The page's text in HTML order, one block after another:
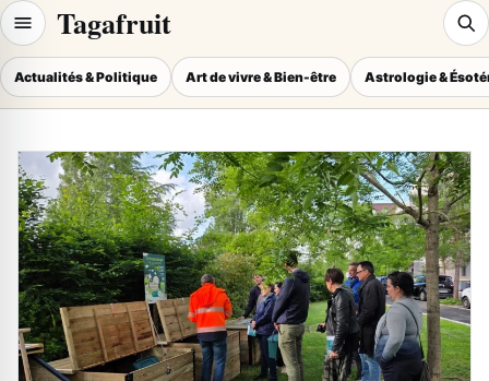
Tagafruit
Actualités & Politique Art de vivre & Bien-être Astrologie &